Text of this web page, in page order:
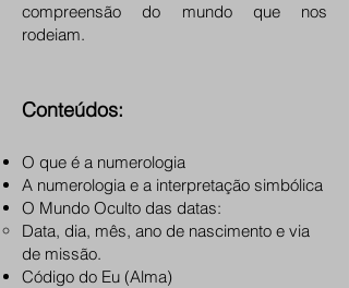
compreensão do mundo que nos
rodeiam.
Conteúdos:
O que é a numerologia
A numerologia e a interpretação simbólica
O Mundo Oculto das datas:
Data, dia, mês, ano de nascimento e via
de missão.
Código do Eu (Alma)